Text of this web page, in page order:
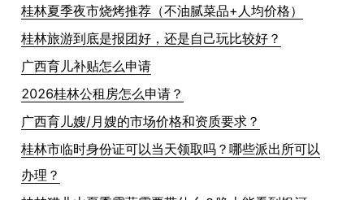
桂林夏季夜市烧烤推荐（不油腻菜品+人均价格）
桂林旅游到底是报团好，还是自己玩比较好？
广西育儿补贴怎么申请
2026桂林公租房怎么申请？
广西育儿嫂/月嫂的市场价格和资质要求？
桂林市临时身份证可以当天领取吗？哪些派出所可以
办理？